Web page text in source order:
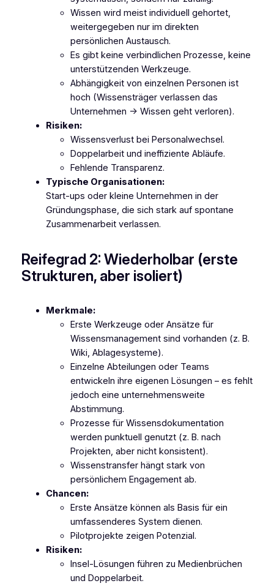
Wissen wird meist individuell gehortet,
weitergegeben nur im direkten
persönlichen Austausch.
Es gibt keine verbindlichen Prozesse, keine
unterstützenden Werkzeuge.
Abhängigkeit von einzelnen Personen ist
hoch (Wissensträger verlassen das
Unternehmen → Wissen geht verloren).
Risiken:
Wissensverlust bei Personalwechsel.
Doppelarbeit und ineffiziente Abläufe.
Fehlende Transparenz.
Typische Organisationen:
Start-ups oder kleine Unternehmen in der
Gründungsphase, die sich stark auf spontane
Zusammenarbeit verlassen.
Reifegrad 2: Wiederholbar (erste
Strukturen, aber isoliert)
Merkmale:
Erste Werkzeuge oder Ansätze für
Wissensmanagement sind vorhanden (z. B.
Wiki, Ablagesysteme).
Einzelne Abteilungen oder Teams
entwickeln ihre eigenen Lösungen – es fehlt
jedoch eine unternehmensweite
Abstimmung.
Prozesse für Wissensdokumentation
werden punktuell genutzt (z. B. nach
Projekten, aber nicht konsistent).
Wissenstransfer hängt stark von
persönlichem Engagement ab.
Chancen:
Erste Ansätze können als Basis für ein
umfassenderes System dienen.
Pilotprojekte zeigen Potenzial.
Risiken:
Insel-Lösungen führen zu Medienbrüchen
und Doppelarbeit.